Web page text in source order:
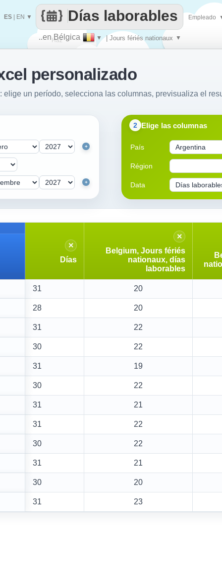
Haz
que
..en Bélgica ▼ | Jours fériés nationaux ▼
Días laborables
ES EN ▼ Empleado
personalizado
elige un período, selecciona las columnas, previsualiza el
2 Elige las columnas
País
Région
Data
+
+
×
Días
×
Belgium, Jours fériés
nationaux, días
laborables
31 20
28 20
31 22
30 22
31 19
30 22
31 21
31 22
30 22
31 21
30 20
31 23